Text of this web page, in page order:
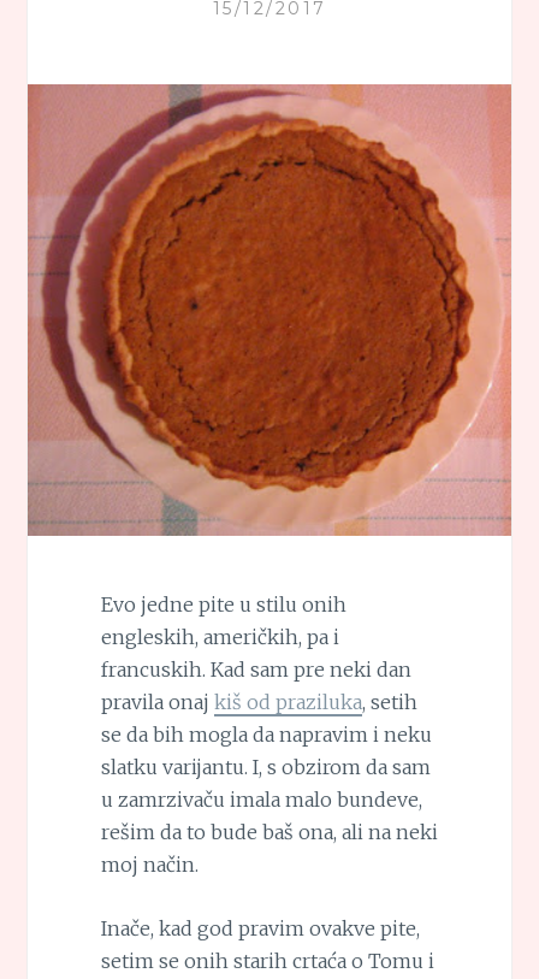
15/12/2017
Evo jedne pite u stilu onih
engleskih, američkih, pa i
francuskih. Kad sam pre neki dan
pravila onaj kiš od praziluka, setih
se da bih mogla da napravim i neku
slatku varijantu. I, s obzirom da sam
u zamrzivaču imala malo bundeve,
rešim da to bude baš ona, ali na neki
moj način.
Inače, kad god pravim ovakve pite,
setim se onih starih crtaća o Tomu i